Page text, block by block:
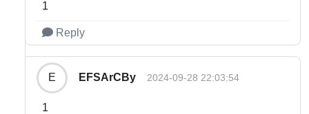
1
Reply
E EFSArCBy 2024-09-28 22:03:54
1